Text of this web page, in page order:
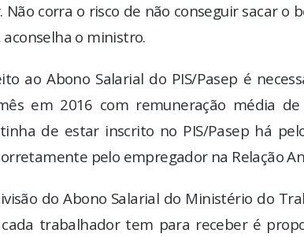
Não corra o risco de não conseguir sacar
aconselha o ministro.
ao Abono Salarial do PIS/Pasep é
em 2016 com remuneração média
de estar inscrito no PIS/Pasep há
pelo empregador na Relação
do Abono Salarial do Ministério do
trabalhador tem para receber é